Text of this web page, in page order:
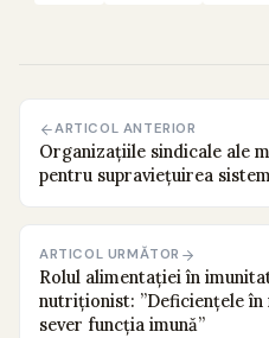
ARTICOL ANTERIOR
Organizațiile sindicale ale
pentru supraviețuirea
ARTICOL URMĂTOR
Rolul alimentației în
nutriționist: ”Deficiențele
sever funcția imună”